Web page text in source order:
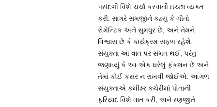
પસંદગી વિશે ચર્ચા કરવાની ઇચ્છા વ્યક્ત
કરી. સાગરે સમજીને કહ્યું કે ગીતો
રોમેન્ટિક અને સુમધુર છે, અને તેમને
વિશ્વાસ છે કે કાર્યક્રમ સફળ રહેશે.
સંયુક્તા આ વાત પર સંમત થઈ, પરંતુ
જણાવ્યું કે આ એક ઘરેલું ફંકશન છે અને
તેમાં કોઈ કસર ન રાખવી જોઈએ. આગળ
સંયુક્તાએ કમીશ્નર કચેરીમાં પોતાની
ફરિયાદ વિશે વાત કરી, અને રણજીતે